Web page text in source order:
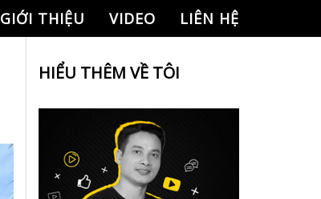
GIỚI THIỆU VIDEO LIÊN HỆ
HIỂU THÊM VỀ TÔI